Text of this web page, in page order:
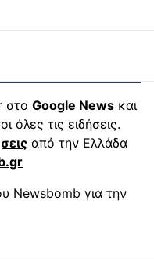
στο Google News και
όλες τις ειδήσεις.
από την Ελλάδα
Newsbomb για την